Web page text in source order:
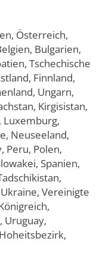
Österreich,
Bulgarien,
Tschechische
Finnland,
Ungarn,
Kirgisistan,
Luxemburg,
Neuseeland,
Peru, Polen,
Spanien,
Vereinigte
Uruguay,